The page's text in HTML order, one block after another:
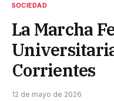
SOCIEDAD
La Marcha
Corrientes
12 de mayo de 2026